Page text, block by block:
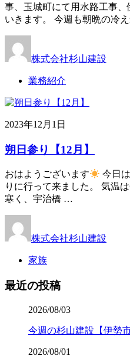
事、玉城町にて用水路工事
いきます。 今週も朝晩の冷
株式会社杉山建設
業務紹介
2023年12月1日
朔日参り【12月】
おはようございます
今日
りに行って来ました。 気温
寒く、宇治橋 …
株式会社杉山建設
家族
最近の投稿
2026/08/03
今週の杉山建設【伊勢
2026/08/01